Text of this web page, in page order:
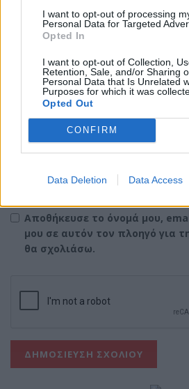
I want to opt-out of processing
Personal Data for Targeted
Opted In
I want to opt-out of Collection,
Retention, Sale, and/or Sharing
Personal Data that Is Unrelated
Purposes for which it was
Opted Out
CONFIRM
Data Deletion Data Access
Όνομα*
*
Ιστότοπος
Αποθήκευσε το όνομά μου,
μου σε αυτόν τον πλοηγό για
θα σχολιάσω.